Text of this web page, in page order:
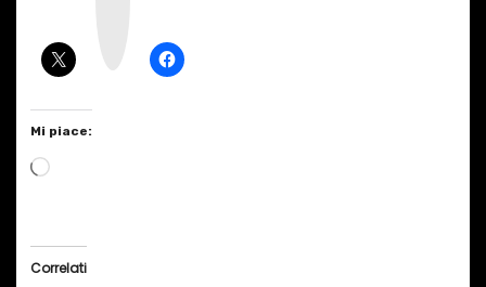
Mi piace:
C
Correlati